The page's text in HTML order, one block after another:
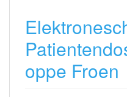
oppe Froen